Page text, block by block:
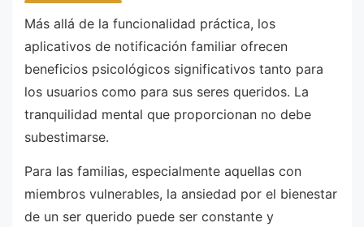
Más allá de la funcionalidad práctica, los
aplicativos de notificación familiar ofrecen
beneficios psicológicos significativos tanto para
los usuarios como para sus seres queridos. La
tranquilidad mental que proporcionan no debe
subestimarse.
Para las familias, especialmente aquellas con
miembros vulnerables, la ansiedad por el bienestar
de un ser querido puede ser constante y